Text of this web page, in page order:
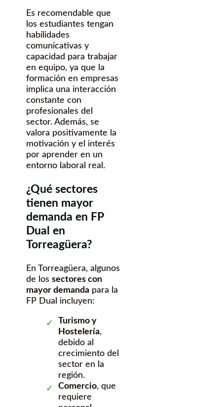
Es recomendable que
los estudiantes tengan
habilidades
comunicativas y
capacidad para trabajar
en equipo, ya que la
formación en empresas
implica una interacción
constante con
profesionales del
sector. Además, se
valora positivamente la
motivación y el interés
por aprender en un
entorno laboral real.
¿Qué sectores
tienen mayor
demanda en FP
Dual en
Torreagüera?
En Torreagüera, algunos
de los sectores con
mayor demanda para la
FP Dual incluyen:
Turismo y
Hostelería,
debido al
crecimiento del
sector en la
región.
Comercio, que
requiere